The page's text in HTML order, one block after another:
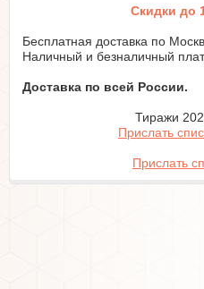
Скидки до
Бесплатная доставка по
Наличный и безналичный
Доставка по всей России.
Тиражи
Прислать
Прислать